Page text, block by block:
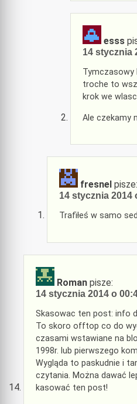
esss
14 stycznia
Tymczasowy
troche to
krok we
Ale czekamy
fresnel pisze:
14 stycznia 2014
Trafiłeś w samo
Roman pisze:
14 stycznia 2014 o
Skasowac ten post: info
To skoro offtop co do
czasami wstawiane na
1998r. lub pierwszego
Wygląda to paskudnie i
czytania. Można dawać
kasować ten post!